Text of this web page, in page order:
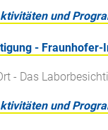
und
-
- Das
und